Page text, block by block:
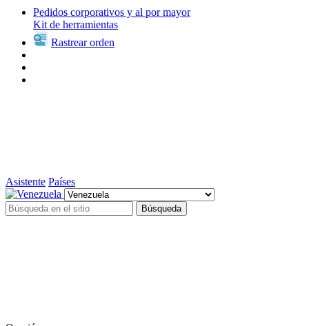
Pedidos corporativos y al por mayor
Kit de herramientas
Rastrear orden
Asistente Países
Búsqueda